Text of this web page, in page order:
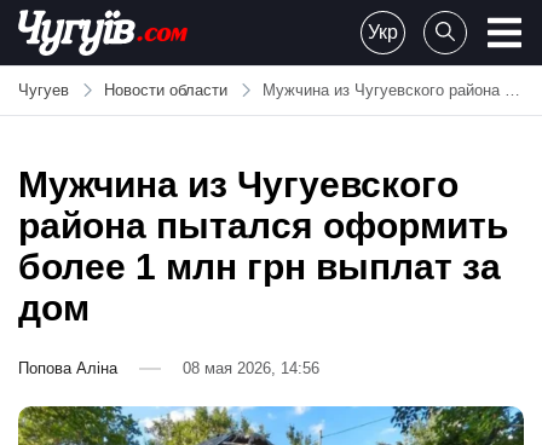
Skip
content
Chuguiv
Укр
Чугуев Новости области Мужчина из Чугуевского района пытался оформить более 1 млн грн выплат за дом
Мужчина из Чугуевского
района пытался оформить
более 1 млн грн выплат за
дом
Попова Аліна 08 мая 2026, 14:56